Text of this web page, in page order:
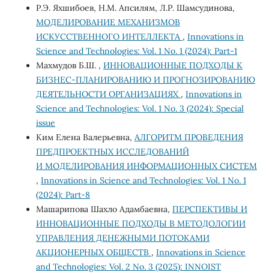
Р.Э. Яхшибоев, Н.М. Апсилям, Л.Р. Шамсудинова,
МОДЕЛИРОВАНИЕ МЕХАНИЗМОВ
ИСКУССТВЕННОГО ИНТЕЛЛЕКТА , Innovations in
Science and Technologies: Vol. 1 No. 1 (2024): Part-1
Махмудов Б.Ш. , ИННОВАЦИОННЫЕ ПОДХОДЫ К
БИЗНЕС-ПЛАНИРОВАНИЮ И ПРОГНОЗИРОВАНИЮ
ДЕЯТЕЛЬНОСТИ ОРГАНИЗАЦИЯХ , Innovations in
Science and Technologies: Vol. 1 No. 3 (2024): Special
issue
Ким Елена Валерьевна, АЛГОРИТМ ПРОВЕДЕНИЯ
ПРЕДПРОЕКТНЫХ ИССЛЕДОВАНИЙ
И МОДЕЛИРОВАНИЯ ИНФОРМАЦИОННЫХ СИСТЕМ
, Innovations in Science and Technologies: Vol. 1 No. 1
(2024): Part-8
Машарипова Шахло Адамбаевна, ПЕРСПЕКТИВЫ И
ИННОВАЦИОННЫЕ ПОДХОДЫ В МЕТОДОЛОГИИ
УПРАВЛЕНИЯ ДЕНЕЖНЫМИ ПОТОКАМИ
АКЦИОНЕРНЫХ ОБЩЕСТВ , Innovations in Science
and Technologies: Vol. 2 No. 3 (2025): INNOIST